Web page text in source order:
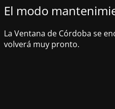
El modo
La Ventana de Córdoba se
volverá muy pronto.